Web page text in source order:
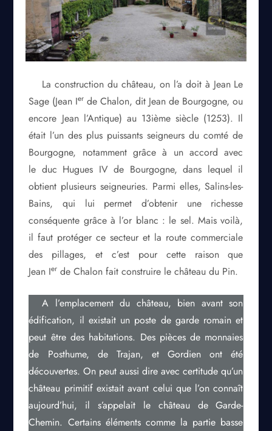
La construction du château, on l’a doit à Jean Le
Sage (Jean Ier de Chalon, dit Jean de Bourgogne, ou
encore Jean l’Antique) au 13ième siècle (1253). Il
était l’un des plus puissants seigneurs du comté de
Bourgogne, notamment grâce à un accord avec
le duc Hugues IV de Bourgogne, dans lequel il
obtient plusieurs seigneuries. Parmi elles, Salins-les-
Bains, qui lui permet d’obtenir une richesse
conséquente grâce à l’or blanc : le sel. Mais voilà,
il faut protéger ce secteur et la route commerciale
des pillages, et c’est pour cette raison que
Jean Ier de Chalon fait construire le château du Pin.
A l’emplacement du château, bien avant son
édification, il existait un poste de garde romain et
peut être des habitations. Des pièces de monnaies
de Posthume, de Trajan, et Gordien ont été
découvertes. On peut aussi dire avec certitude qu’un
château primitif existait avant celui que l’on connaît
aujourd’hui, il s’appelait le château de Garde-
Chemin. Certains éléments comme la partie basse